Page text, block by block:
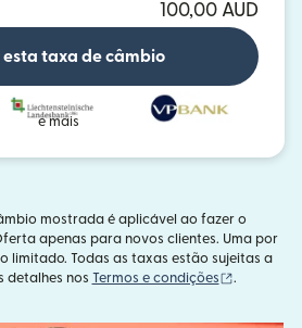
100,00 AUD
taxa de câmbio
e mais
mostrada é aplicável ao fazer o
apenas para novos clientes. Uma por
limitado. Todas as taxas estão sujeitas a
detalhes nos Termos e condições (abre em
.